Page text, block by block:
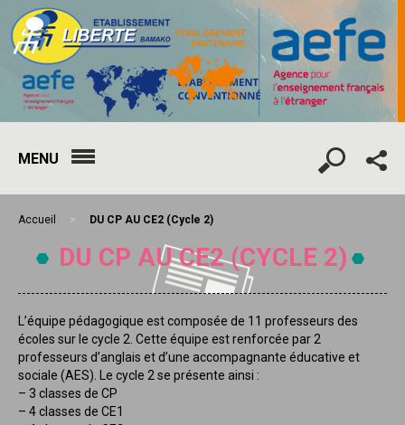
MENU
Accueil > DU CP AU CE2 (Cycle 2)
DU CP AU CE2 (CYCLE 2)
L’équipe pédagogique est composée de 11 professeurs des
écoles sur le cycle 2. Cette équipe est renforcée par 2
professeurs d’anglais et d’une accompagnante éducative et
sociale (AES). Le cycle 2 se présente ainsi :
– 3 classes de CP
– 4 classes de CE1